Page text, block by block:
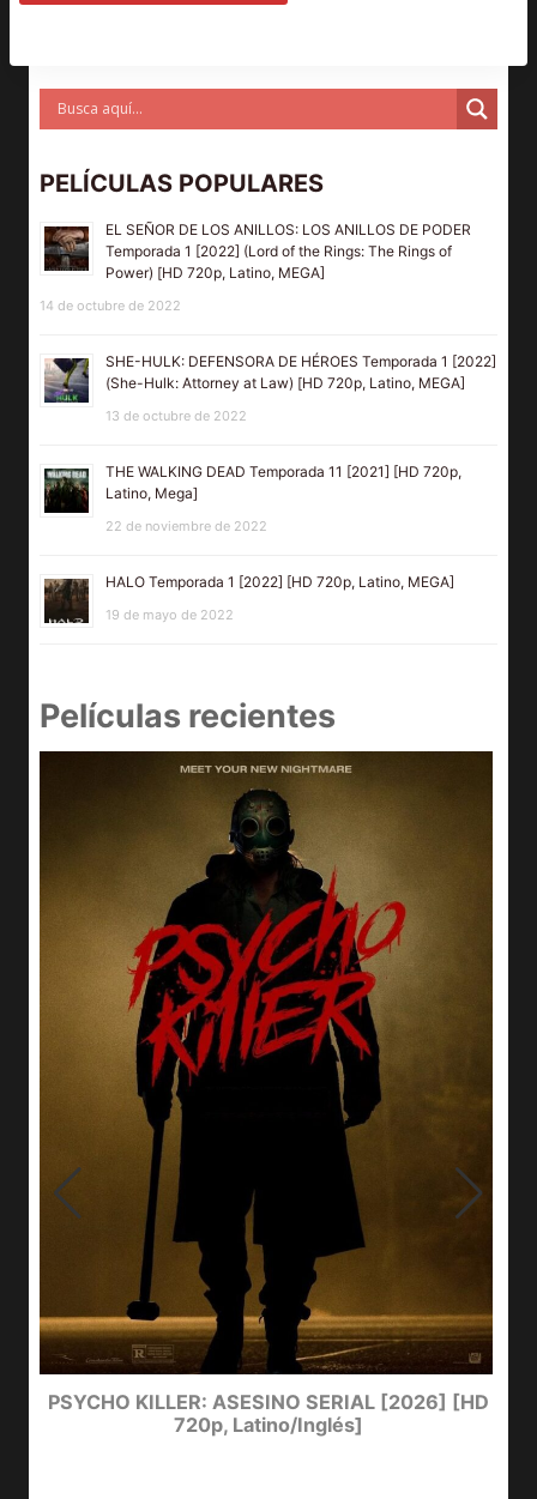
PELÍCULAS POPULARES
EL SEÑOR DE LOS ANILLOS: LOS ANILLOS DE PODER
Temporada 1 [2022] (Lord of the Rings: The Rings of
Power) [HD 720p, Latino, MEGA]
14 de octubre de 2022
SHE-HULK: DEFENSORA DE HÉROES Temporada 1 [2022]
(She-Hulk: Attorney at Law) [HD 720p, Latino, MEGA]
13 de octubre de 2022
THE WALKING DEAD Temporada 11 [2021] [HD 720p,
Latino, Mega]
22 de noviembre de 2022
HALO Temporada 1 [2022] [HD 720p, Latino, MEGA]
19 de mayo de 2022
Películas recientes
PSYCHO KILLER: ASESINO SERIAL [2026] [HD
720p, Latino/Inglés]